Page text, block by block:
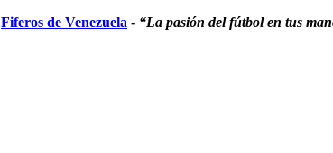
Fiferos de Venezuela - “La pasión del fútbol en tus